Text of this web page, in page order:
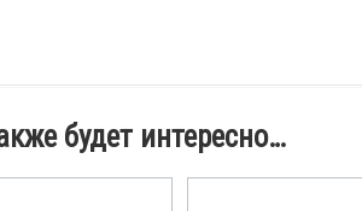
будет интересно…